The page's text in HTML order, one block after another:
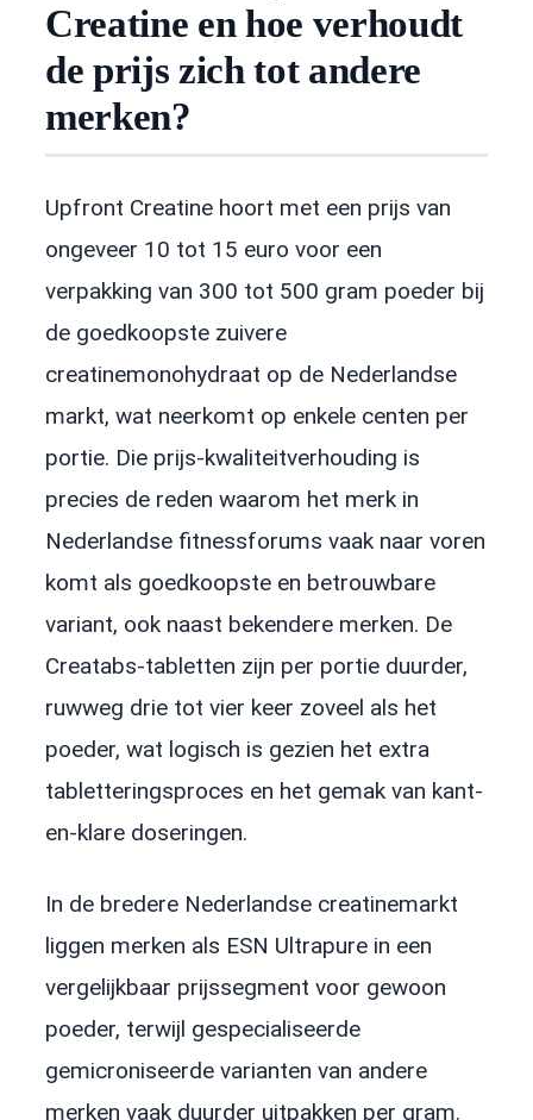
Creatine en hoe verhoudt
de prijs zich tot andere
merken?
Upfront Creatine hoort met een prijs van
ongeveer 10 tot 15 euro voor een
verpakking van 300 tot 500 gram poeder bij
de goedkoopste zuivere
creatinemonohydraat op de Nederlandse
markt, wat neerkomt op enkele centen per
portie. Die prijs-kwaliteitverhouding is
precies de reden waarom het merk in
Nederlandse fitnessforums vaak naar voren
komt als goedkoopste en betrouwbare
variant, ook naast bekendere merken. De
Creatabs-tabletten zijn per portie duurder,
ruwweg drie tot vier keer zoveel als het
poeder, wat logisch is gezien het extra
tabletteringsproces en het gemak van kant-
en-klare doseringen.
In de bredere Nederlandse creatinemarkt
liggen merken als ESN Ultrapure in een
vergelijkbaar prijssegment voor gewoon
poeder, terwijl gespecialiseerde
gemicroniseerde varianten van andere
merken vaak duurder uitpakken per gram.